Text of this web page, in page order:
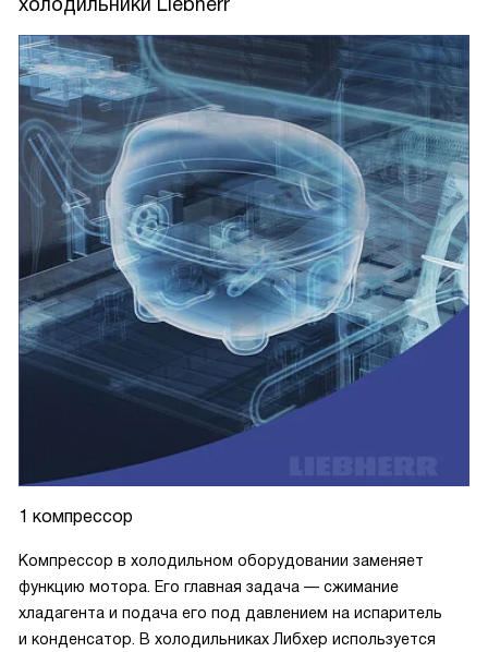
холодильники Liebherr
1 компрессор
Компрессор в холодильном оборудовании заменяет
функцию мотора. Его главная задача — сжимание
хладагента и подача его под давлением на испаритель
и конденсатор. В холодильниках Либхер используется